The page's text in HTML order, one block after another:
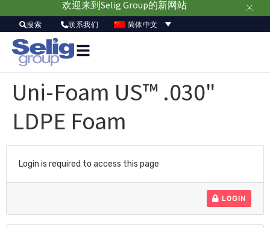
欢迎来到Selig Group的新网站
搜索 联系我们 简体中文
Uni-Foam US™ .030"
LDPE Foam
Login is required to access this page
LOGIN